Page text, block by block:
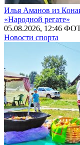
Илья Аманов из
«Народной регате»
05.08.2026, 12:46
Новости спорта